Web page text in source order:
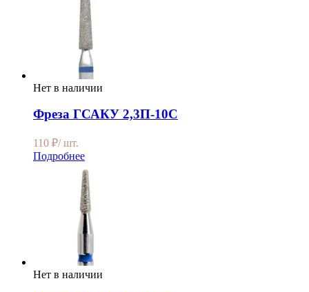
Нет в наличии
Фреза ГСАКУ 2,3П-10С
110 ₽/ шт.
Подробнее
Нет в наличии